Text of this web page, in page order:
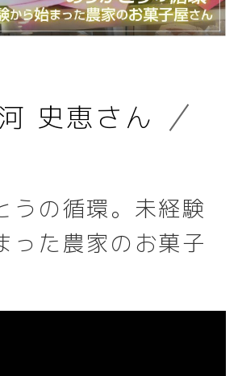
史恵さん
うの循環。未経験
った農家のお菓子